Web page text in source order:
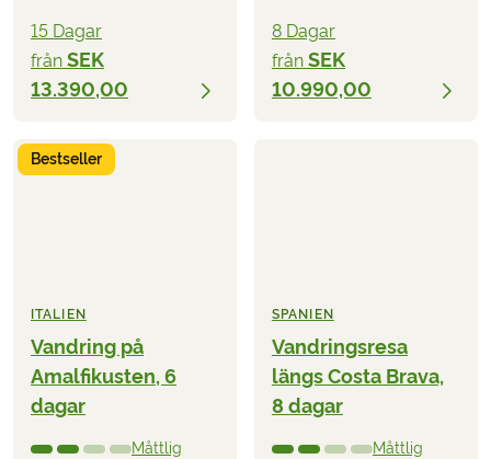
15 Dagar
från SEK
13.390,00
8 Dagar
från SEK
10.990,00
Bestseller
ITALIEN
Vandring på
Amalfikusten, 6
dagar
Måttlig
SPANIEN
Vandringsresa
längs Costa Brava,
8 dagar
Måttlig